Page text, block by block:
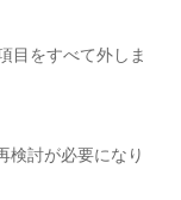
目をすべて外しま
検討が必要になり